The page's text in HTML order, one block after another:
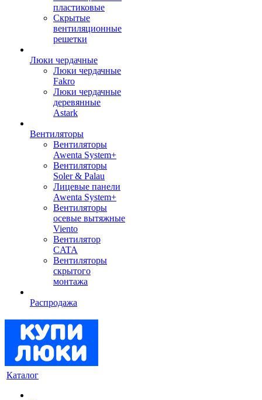
пластиковые
Скрытые
вентиляционные
решетки
Люки чердачные
Люки чердачные
Fakro
Люки чердачные
деревянные
Astark
Вентиляторы
Вентиляторы
Awenta System+
Вентиляторы
Soler & Palau
Лицевые панели
Awenta System+
Вентиляторы
осевые вытяжные
Viento
Вентилятор
CATA
Вентиляторы
скрытого
монтажа
Распродажа
Каталог